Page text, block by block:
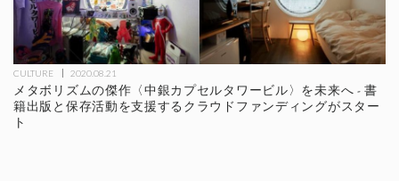
CULTURE 2020.08.21
メタボリズムの傑作〈中銀カプセルタワービル〉を未来へ - 書
籍出版と保存活動を支援するクラウドファンディングがスター
ト